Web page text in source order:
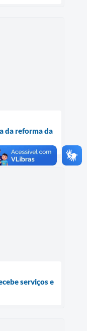
da reforma da
serviços e